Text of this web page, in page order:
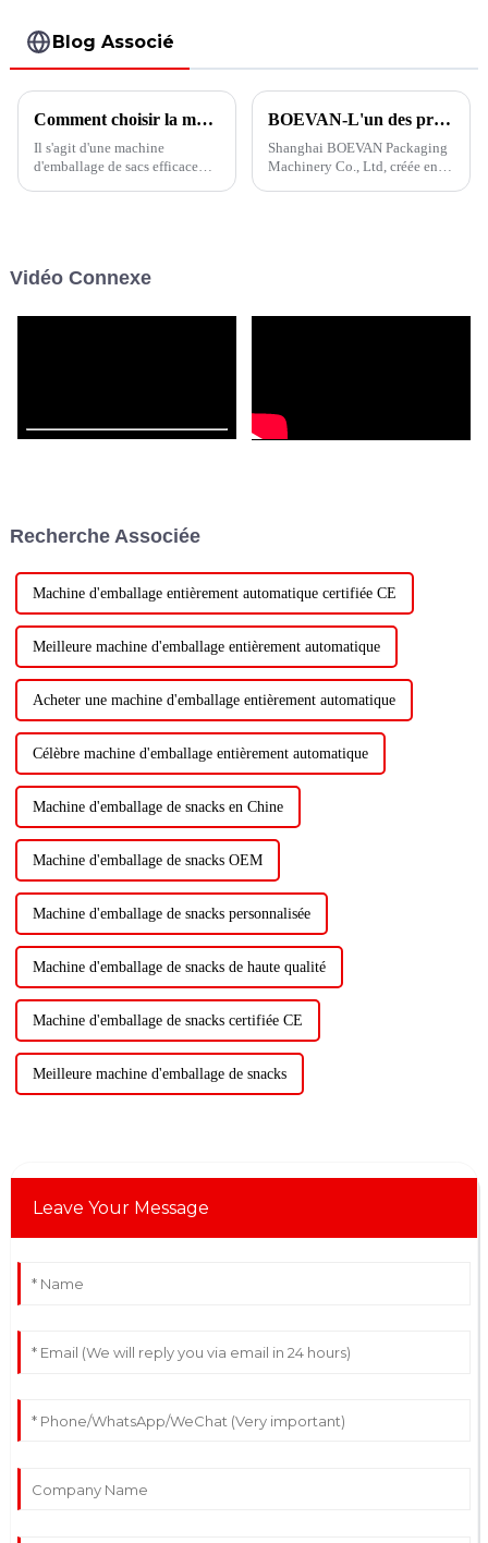
Blog Associé
Comment choisir la machine d'emballage de noix
Il s'agit d'une machine
d'emballage de sacs efficace
BOEVAN-L'un des principaux fabricants de machines d'emballage
Shanghai BOEVAN Packaging
Machinery Co., Ltd, créée en
Vidéo Connexe
Recherche Associée
Machine d'emballage entièrement automatique certifiée CE
Meilleure machine d'emballage entièrement automatique
Acheter une machine d'emballage entièrement automatique
Célèbre machine d'emballage entièrement automatique
Machine d'emballage de snacks en Chine
Machine d'emballage de snacks OEM
Machine d'emballage de snacks personnalisée
Machine d'emballage de snacks de haute qualité
Machine d'emballage de snacks certifiée CE
Meilleure machine d'emballage de snacks
Leave Your Message